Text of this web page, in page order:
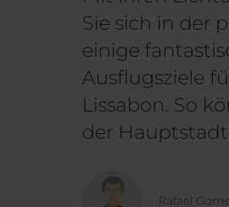
Sie sich in der
einige
Ausflugsziele
Lissabon. So
der
Rafael